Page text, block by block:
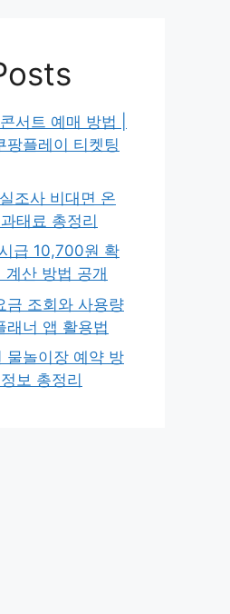
서트 예매 방법 |
팡플레이 티켓팅
조사 비대면 온
태료 총정리
급 10,700원 확
산 방법 공개
금 조회와 사용량
래너 앱 활용법
물놀이장 예약 방
보 총정리